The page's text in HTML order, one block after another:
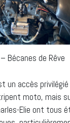
Bécanes de Rêve
un accès privilégié
moto, mais
Elie ont tous